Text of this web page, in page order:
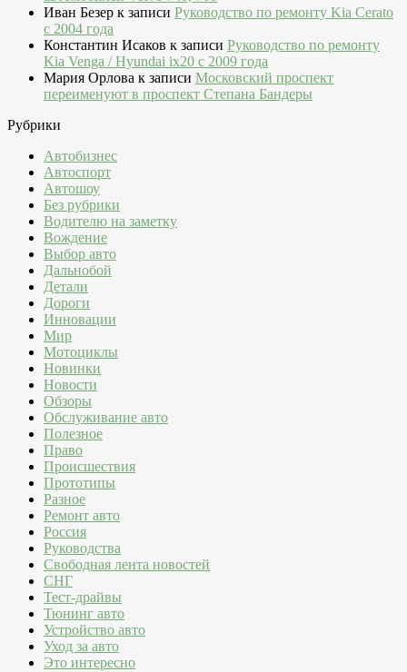
Иван Безер к записи Руководство по ремонту Kia Cerato
c 2004 года
Константин Исаков к записи Руководство по ремонту
Kia Venga / Hyundai ix20 c 2009 года
Мария Орлова к записи Московский проспект
переименуют в проспект Степана Бандеры
Рубрики
Автобизнес
Автоспорт
Автошоу
Без рубрики
Водителю на заметку
Вождение
Выбор авто
Дальнобой
Детали
Дороги
Инновации
Мир
Мотоциклы
Новинки
Новости
Обзоры
Обслуживание авто
Полезное
Право
Происшествия
Прототипы
Разное
Ремонт авто
Россия
Руководства
Свободная лента новостей
СНГ
Тест-драйвы
Тюнинг авто
Устройство авто
Уход за авто
Это интересно